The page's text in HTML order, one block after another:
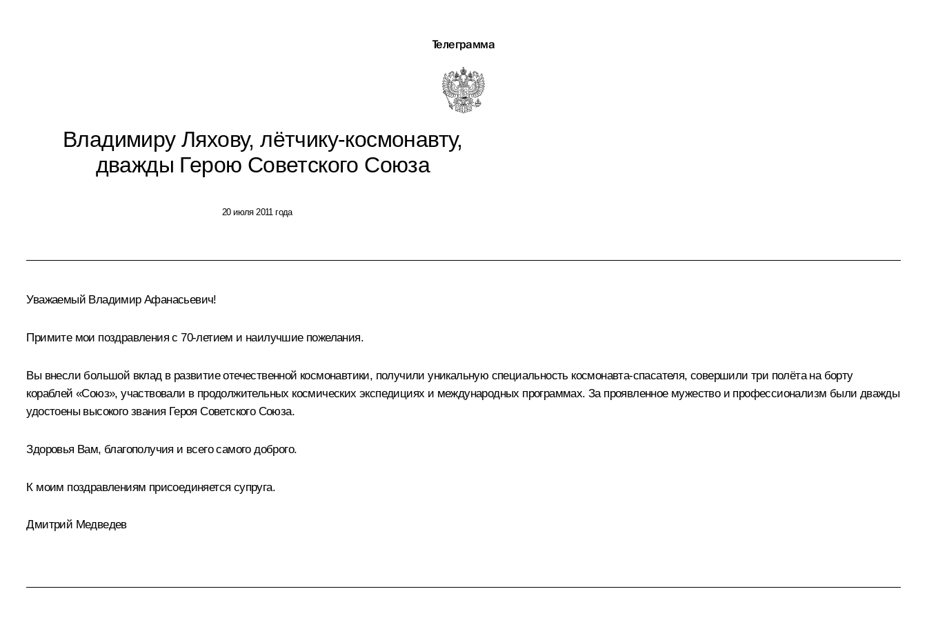
Телеграмма
Владимиру Ляхову, лётчику-космонавту,
дважды Герою Советского Союза
20 июля 2011 года
Уважаемый Владимир Афанасьевич!
Примите мои поздравления с 70-летием и наилучшие пожелания.
Вы внесли большой вклад в развитие отечественной космонавтики, получили уникальную специальность космонавта-спасателя, совершили три полёта на борту
кораблей «Союз», участвовали в продолжительных космических экспедициях и международных программах. За проявленное мужество и профессионализм были дважды
удостоены высокого звания Героя Советского Союза.
Здоровья Вам, благополучия и всего самого доброго.
К моим поздравлениям присоединяется супруга.
Дмитрий Медведев